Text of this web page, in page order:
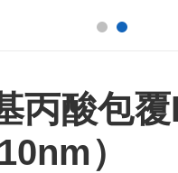
丙酸包
）